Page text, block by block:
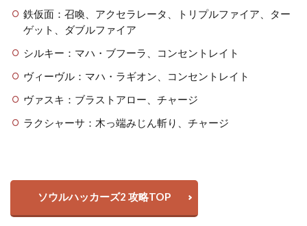
鉄仮面：召喚、アクセラレータ、トリプルファイア、ター
ゲット、ダブルファイア
シルキー：マハ・ブフーラ、コンセントレイト
ヴィーヴル：マハ・ラギオン、コンセントレイト
ヴァスキ：ブラストアロー、チャージ
ラクシャーサ：木っ端みじん斬り、チャージ
ソウルハッカーズ2 攻略TOP